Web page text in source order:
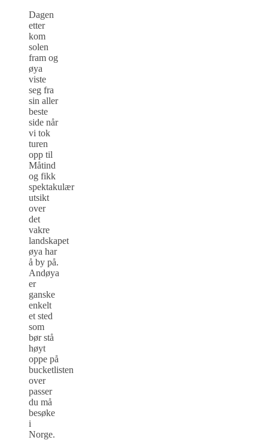
Dagen
etter
kom
solen
fram og
øya
viste
seg fra
sin aller
beste
side når
vi tok
turen
opp til
Måtind
og fikk
spektakulær
utsikt
over
det
vakre
landskapet
øya har
å by på.
Andøya
er
ganske
enkelt
et sted
som
bør stå
høyt
oppe på
bucketlisten
over
passer
du må
besøke
i
Norge.